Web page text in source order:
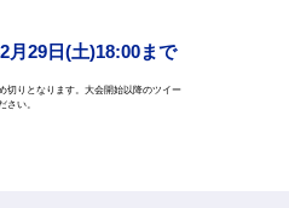
月29日(土)18:00まで
切りとなります。大会開始以降のツイー
さい。